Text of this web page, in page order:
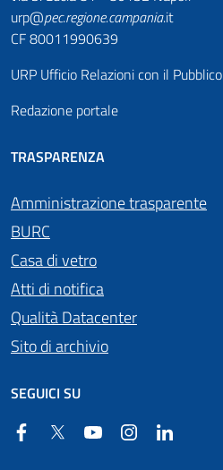
urp@pec.regione.campania.it
CF 80011990639
URP Ufficio Relazioni con il Pubblico
Redazione portale
TRASPARENZA
Amministrazione trasparente
BURC
Casa di vetro
Atti di notifica
Qualità Datacenter
Sito di archivio
SEGUICI SU
FacebookTwitter YouTube Instagram